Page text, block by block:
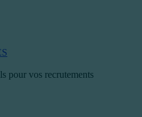
pour vos recrutements